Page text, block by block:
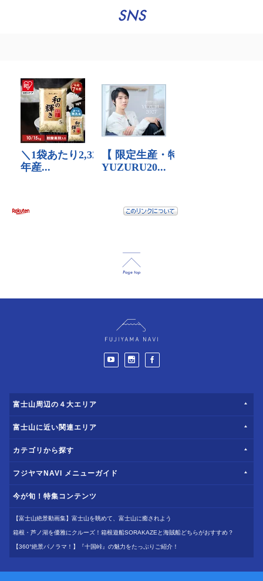
SNS
富士山周辺の４大エリア
富士山に近い関連エリア
カテゴリから探す
フジヤマNAVI メニューガイド
今が旬！特集コンテンツ
【富士山絶景動画集】富士山を眺めて、富士山に癒されよう
箱根・芦ノ湖を優雅にクルーズ！箱根遊船SORAKAZEと海賊船どちらがおすすめ？
【360°絶景パノラマ！】『十国峠』の魅力をたっぷりご紹介！